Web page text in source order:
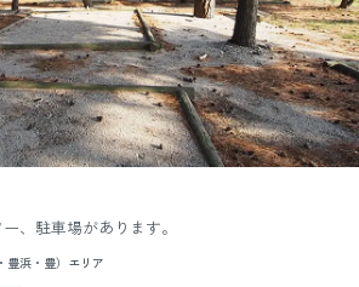
、駐車場があります。
豊浜・豊）エリア